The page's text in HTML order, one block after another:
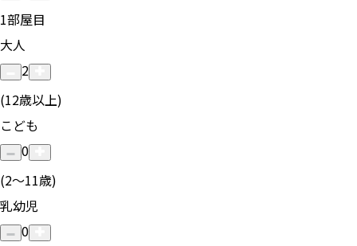
1部屋目
大人
2
(12歳以上)
こども
0
(2〜11歳)
乳幼児
0